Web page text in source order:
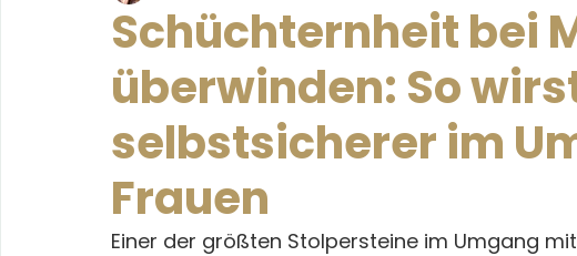
Schüchternheit bei
überwinden: So
selbstsicherer im
Frauen
Einer der größten Stolpersteine im Umgang